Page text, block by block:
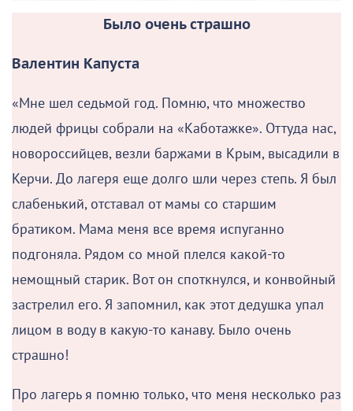
Было очень страшно
Валентин Капуста
«Мне шел седьмой год. Помню, что множество
людей фрицы собрали на «Каботажке». Оттуда нас,
новороссийцев, везли баржами в Крым, высадили в
Керчи. До лагеря еще долго шли через степь. Я был
слабенький, отставал от мамы со старшим
братиком. Мама меня все время испуганно
подгоняла. Рядом со мной плелся какой-то
немощный старик. Вот он споткнулся, и конвойный
застрелил его. Я запомнил, как этот дедушка упал
лицом в воду в какую-то канаву. Было очень
страшно!
Про лагерь я помню только, что меня несколько раз